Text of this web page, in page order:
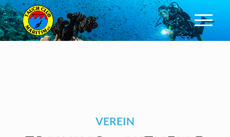
VEREIN